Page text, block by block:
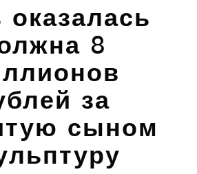
8
за
сыном